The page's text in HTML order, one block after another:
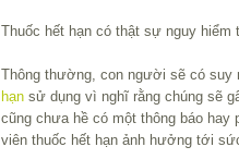
Thuốc hết hạn có thật sự nguy
Thông thường, con người sẽ có suy
hạn sử dụng vì nghĩ rằng chúng sẽ
cũng chưa hề có một thông báo
viên thuốc hết hạn ảnh hưởng tới